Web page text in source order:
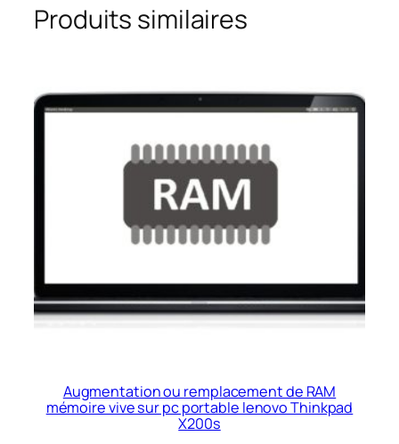
Produits similaires
Augmentation ou remplacement de RAM
mémoire vive sur pc portable lenovo Thinkpad
X200s